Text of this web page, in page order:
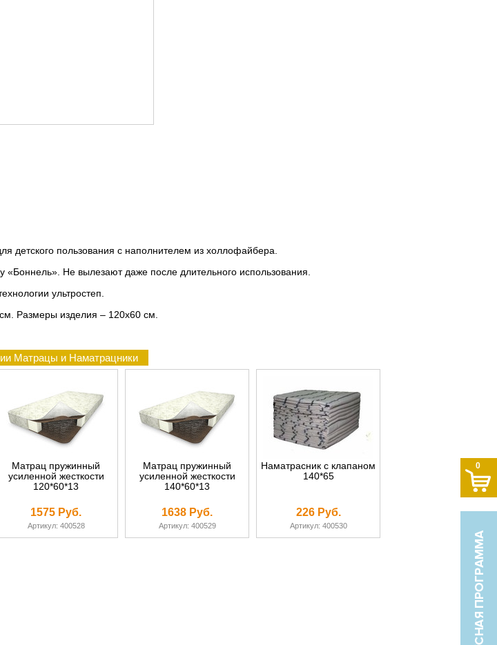
детского пользования с наполнителем из холлофайбера.
Не вылезают даже после длительного использования.
ультростеп.
Размеры изделия – 120х60 см.
Матрацы и Наматрацники
Матрац пружинный
усиленной жесткости
120*60*13
1575 Руб.
Артикул: 400528
Матрац пружинный
усиленной жесткости
140*60*13
1638 Руб.
Артикул: 400529
Наматрасник с клапаном
140*65
226 Руб.
Артикул: 400530
0